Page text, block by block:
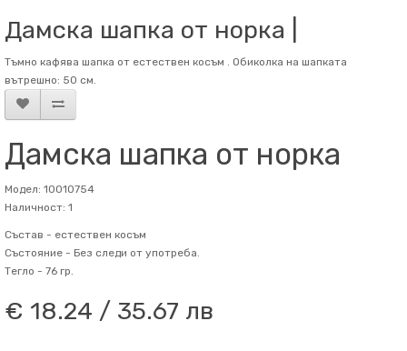
Дамска шапка от норка |
Тъмно кафява шапка от естествен косъм . Обиколка на шапката
вътрешно: 50 см.
Дамска шапка от норка
Модел: 10010754
Наличност: 1
Състав - естествен косъм
Състояние - Без следи от употреба.
Тегло - 76 гр.
€ 18.24 / 35.67 лв